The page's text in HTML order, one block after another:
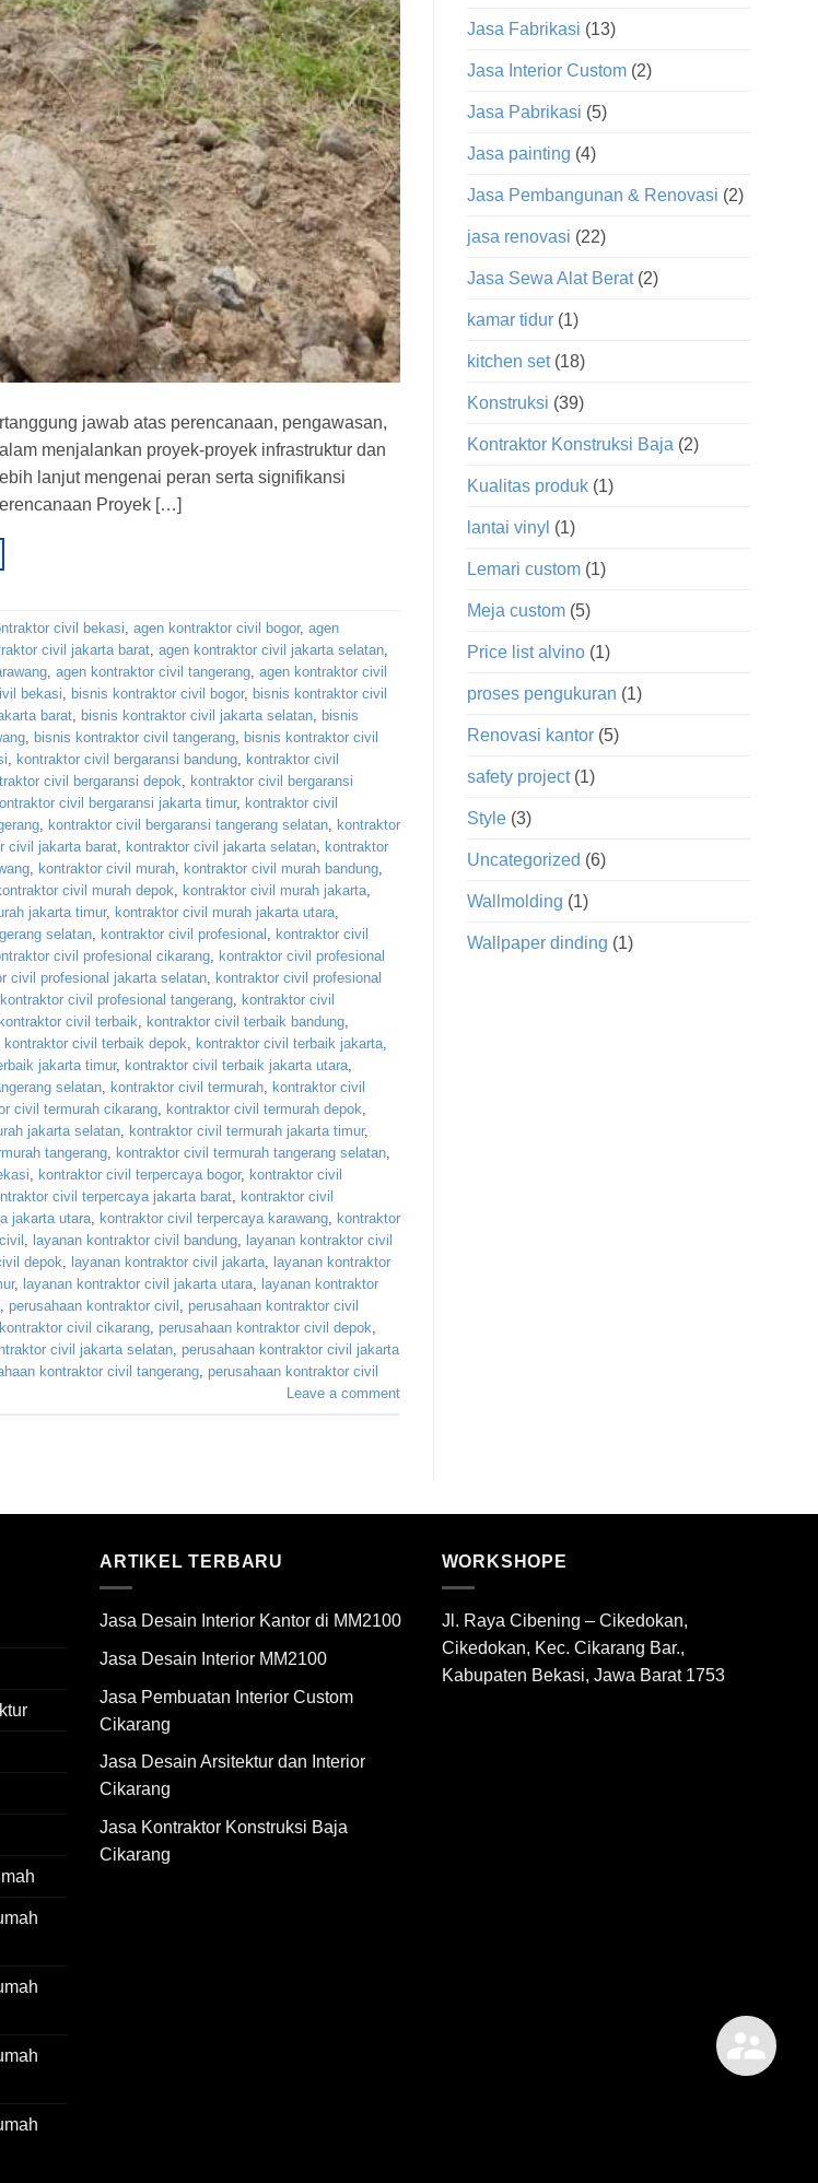
jawab atas perencanaan, pengawasan,
menjalankan proyek-proyek infrastruktur dan
lanjut mengenai peran serta signifikansi
Proyek […]
civil bekasi, agen kontraktor civil bogor, agen
civil jakarta barat, agen kontraktor civil jakarta selatan,
, agen kontraktor civil tangerang, agen kontraktor civil
bekasi, bisnis kontraktor civil bogor, bisnis kontraktor civil
barat, bisnis kontraktor civil jakarta selatan, bisnis
, bisnis kontraktor civil tangerang, bisnis kontraktor civil
, kontraktor civil bergaransi bandung, kontraktor civil
civil bergaransi depok, kontraktor civil bergaransi
civil bergaransi jakarta timur, kontraktor civil
, kontraktor civil bergaransi tangerang selatan, kontraktor
civil jakarta barat, kontraktor civil jakarta selatan, kontraktor
, kontraktor civil murah, kontraktor civil murah bandung,
civil murah depok, kontraktor civil murah jakarta,
jakarta timur, kontraktor civil murah jakarta utara,
selatan, kontraktor civil profesional , kontraktor civil
civil profesional cikarang, kontraktor civil profesional
civil profesional jakarta selatan, kontraktor civil profesional
kontraktor civil profesional tangerang, kontraktor civil
kontraktor civil terbaik, kontraktor civil terbaik bandung,
kontraktor civil terbaik depok, kontraktor civil terbaik jakarta,
jakarta timur, kontraktor civil terbaik jakarta utara,
selatan, kontraktor civil termurah, kontraktor civil
civil termurah cikarang, kontraktor civil termurah depok,
jakarta selatan, kontraktor civil termurah jakarta timur,
tangerang, kontraktor civil termurah tangerang selatan,
, kontraktor civil terpercaya bogor, kontraktor civil
civil terpercaya jakarta barat, kontraktor civil
jakarta utara, kontraktor civil terpercaya karawang, kontraktor
, layanan kontraktor civil bandung, layanan kontraktor civil
depok, layanan kontraktor civil jakarta, layanan kontraktor
, layanan kontraktor civil jakarta utara, layanan kontraktor
, perusahaan kontraktor civil , perusahaan kontraktor civil
civil cikarang, perusahaan kontraktor civil depok,
civil jakarta selatan, perusahaan kontraktor civil jakarta
kontraktor civil tangerang, perusahaan kontraktor civil
Leave a comment
Jasa Fabrikasi (13)
Jasa Interior Custom (2)
Jasa Pabrikasi (5)
Jasa painting (4)
Jasa Pembangunan & Renovasi (2)
jasa renovasi (22)
Jasa Sewa Alat Berat(2)
kamar tidur (1)
kitchen set(18)
Konstruksi (39)
Kontraktor Konstruksi Baja (2)
Kualitas produk (1)
lantai vinyl (1)
Lemari custom (1)
Meja custom (5)
Price list alvino (1)
proses pengukuran (1)
Renovasi kantor (5)
safety project(1)
Style (3)
Uncategorized (6)
Wallmolding (1)
Wallpaper dinding (1)
ARTIKEL TERBARU
Jasa Desain Interior Kantor di MM2100
Jasa Desain Interior MM2100
Jasa Pembuatan Interior Custom
Cikarang
Jasa Desain Arsitektur dan Interior
Cikarang
Jasa Kontraktor Konstruksi Baja
Cikarang
WORKSHOPE
Jl. Raya Cibening – Cikedokan,
Cikedokan, Kec. Cikarang Bar.,
Kabupaten Bekasi, Jawa Barat 1753